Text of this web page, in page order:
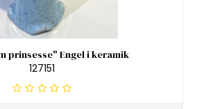
prinsesse" Engel i keramik
127151